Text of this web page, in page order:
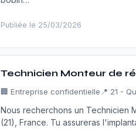
Publiée le 25/03/2026
Technicien Monteur de
🏢 Entreprise confidentielle 📍 21 -
Nous recherchons un Technicien
(21), France. Tu assureras